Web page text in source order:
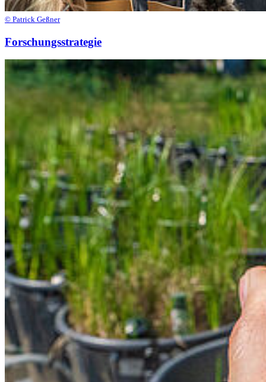
© Patrick Geßner
Forschungsstrategie